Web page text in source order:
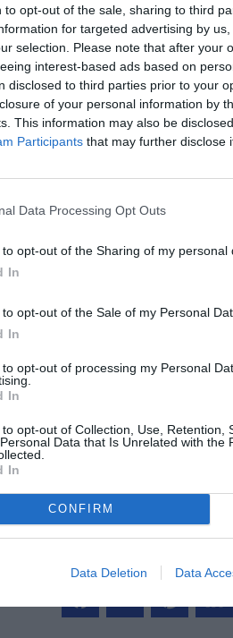
to opt-out of the sale, sharing to third
for targeted advertising by
selection. Please note that after your
interest-based ads based on
disclosed to third parties prior to your
of your personal information by
This information may also be
Participants that may further disclose
Data Processing Opt Outs
to opt-out of the Sharing of my personal
In
to opt-out of the Sale of my Personal
In
to opt-out of processing my Personal
In
to opt-out of Collection, Use, Retention,
Data that Is Unrelated with the
In
CONFIRM
Data Deletion Data
apprécié l’article ?
nous, faites un don !
NOUS SOUTENIR